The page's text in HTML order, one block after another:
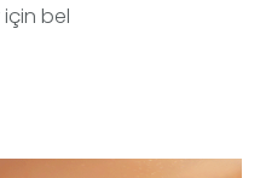
bel